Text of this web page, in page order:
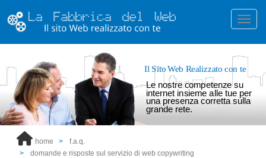
Il Sito Web Realizzato con te
Le nostre competenze su
internet insieme alle tue per
una presenza corretta sulla
grande rete.
home
f.a.q.
domande e risposte sul servizio di web copywriting